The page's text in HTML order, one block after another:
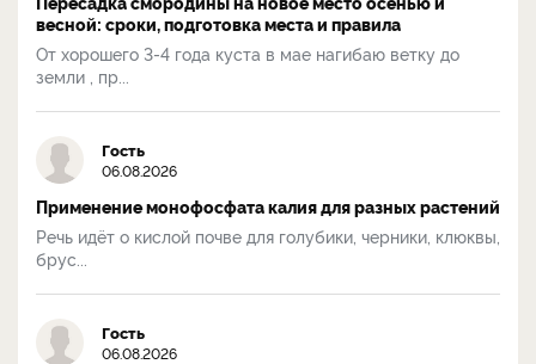
весной: сроки, подготовка места и правила
От хорошего 3-4 года куста в мае нагибаю ветку до
земли , пр...
Гость
06.08.2026
Применение монофосфата калия для разных растений
Речь идёт о кислой почве для голубики, черники, клюквы,
брус...
Гость
06.08.2026